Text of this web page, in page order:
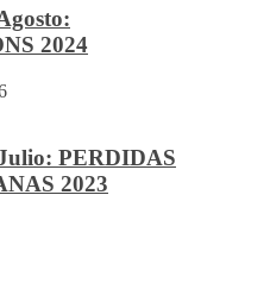
2024
PERDIDAS
2023